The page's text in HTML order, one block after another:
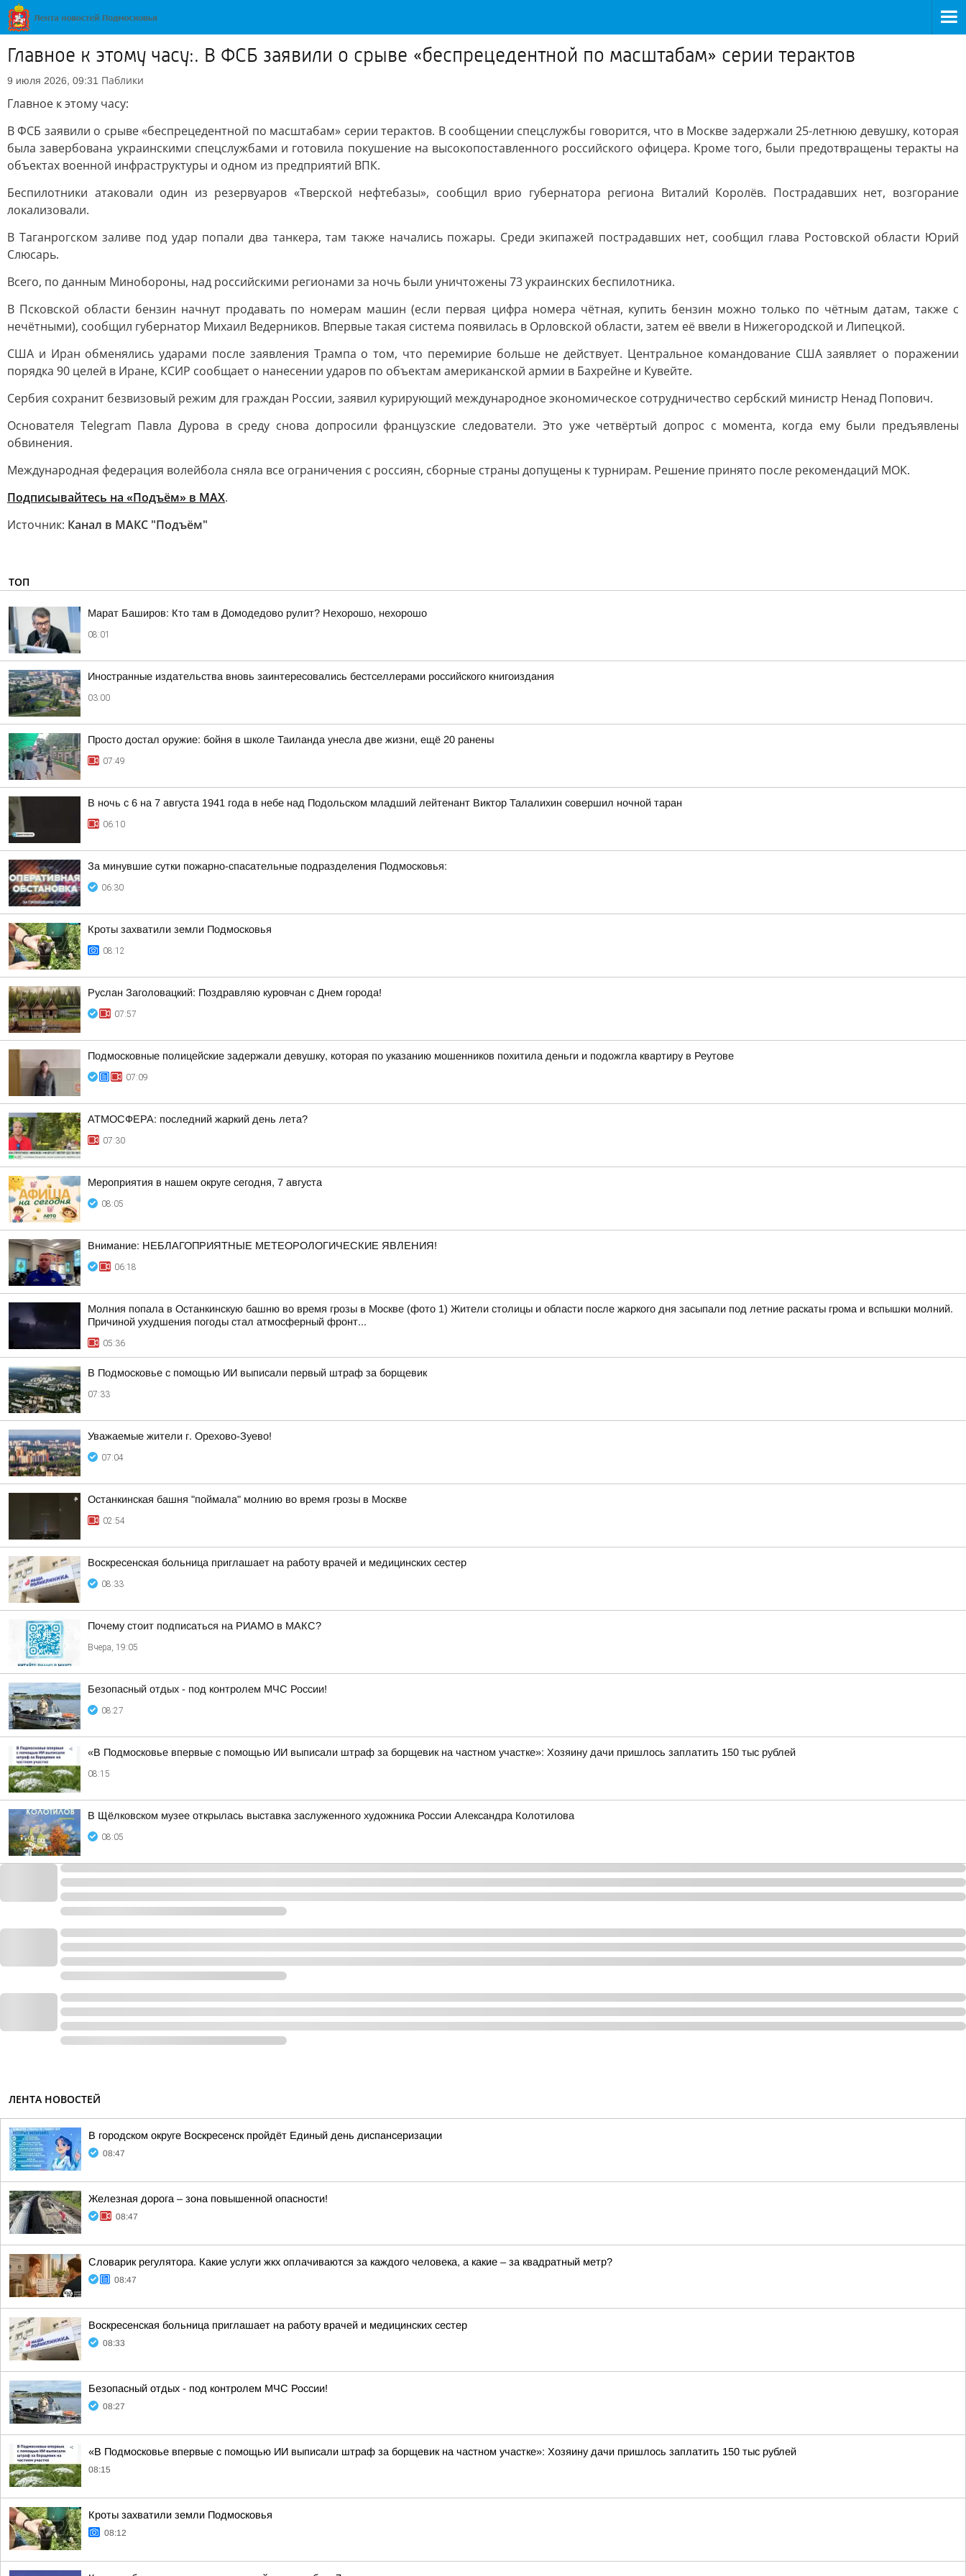
Главное к этому часу:. В ФСБ заявили о срыве «беспрецедентной по масштабам» серии терактов
9 июля 2026, 09:31 Паблики
Главное к этому часу:
В ФСБ заявили о срыве «беспрецедентной по масштабам» серии терактов. В сообщении спецслужбы говорится, что в Москве задержали 25-летнюю девушку, которая
была завербована украинскими спецслужбами и готовила покушение на высокопоставленного российского офицера. Кроме того, были предотвращены теракты на
объектах военной инфраструктуры и одном из предприятий ВПК.
Беспилотники атаковали один из резервуаров «Тверской нефтебазы», сообщил врио губернатора региона Виталий Королёв. Пострадавших нет, возгорание
локализовали.
В Таганрогском заливе под удар попали два танкера, там также начались пожары. Среди экипажей пострадавших нет, сообщил глава Ростовской области Юрий
Слюсарь.
Всего, по данным Минобороны, над российскими регионами за ночь были уничтожены 73 украинских беспилотника.
В Псковской области бензин начнут продавать по номерам машин (если первая цифра номера чётная, купить бензин можно только по чётным датам, также с
нечётными), сообщил губернатор Михаил Ведерников. Впервые такая система появилась в Орловской области, затем её ввели в Нижегородской и Липецкой.
США и Иран обменялись ударами после заявления Трампа о том, что перемирие больше не действует. Центральное командование США заявляет о поражении
порядка 90 целей в Иране, КСИР сообщает о нанесении ударов по объектам американской армии в Бахрейне и Кувейте.
Сербия сохранит безвизовый режим для граждан России, заявил курирующий международное экономическое сотрудничество сербский министр Ненад Попович.
Основателя Telegram Павла Дурова в среду снова допросили французские следователи. Это уже четвёртый допрос с момента, когда ему были предъявлены
обвинения.
Международная федерация волейбола сняла все ограничения с россиян, сборные страны допущены к турнирам. Решение принято после рекомендаций МОК.
Подписывайтесь на «Подъём» в MAX.
Источник: Канал в МАКС "Подъём"
ТОП
Марат Баширов: Кто там в Домодедово рулит? Нехорошо, нехорошо
08:01
Иностранные издательства вновь заинтересовались бестселлерами российского книгоиздания
03:00
Просто достал оружие: бойня в школе Таиланда унесла две жизни, ещё 20 ранены
07:49
В ночь с 6 на 7 августа 1941 года в небе над Подольском младший лейтенант Виктор Талалихин совершил ночной таран
06:10
За минувшие сутки пожарно-спасательные подразделения Подмосковья:
06:30
Кроты захватили земли Подмосковья
08:12
Руслан Заголовацкий: Поздравляю куровчан с Днем города!
07:57
Подмосковные полицейские задержали девушку, которая по указанию мошенников похитила деньги и подожгла квартиру в Реутове
07:09
АТМОСФЕРА: последний жаркий день лета?
07:30
Мероприятия в нашем округе сегодня, 7 августа
08:05
Внимание: НЕБЛАГОПРИЯТНЫЕ МЕТЕОРОЛОГИЧЕСКИЕ ЯВЛЕНИЯ!
06:18
Молния попала в Останкинскую башню во время грозы в Москве (фото 1) Жители столицы и области после жаркого дня засыпали под летние раскаты грома и вспышки молний.
Причиной ухудшения погоды стал атмосферный фронт...
05:36
В Подмосковье с помощью ИИ выписали первый штраф за борщевик
07:33
Уважаемые жители г. Орехово-Зуево!
07:04
Останкинская башня "поймала" молнию во время грозы в Москве
02:54
Воскресенская больница приглашает на работу врачей и медицинских сестер
08:33
Почему стоит подписаться на РИАМО в МАКС?
Вчера, 19:05
Безопасный отдых - под контролем МЧС России!
08:27
«В Подмосковье впервые с помощью ИИ выписали штраф за борщевик на частном участке»: Хозяину дачи пришлось заплатить 150 тыс рублей
08:15
В Щёлковском музее открылась выставка заслуженного художника России Александра Колотилова
08:05
ЛЕНТА НОВОСТЕЙ
В городском округе Воскресенск пройдёт Единый день диспансеризации
08:47
Железная дорога – зона повышенной опасности!
08:47
Словарик регулятора. Какие услуги жкх оплачиваются за каждого человека, а какие – за квадратный метр?
08:47
Воскресенская больница приглашает на работу врачей и медицинских сестер
08:33
Безопасный отдых - под контролем МЧС России!
08:27
«В Подмосковье впервые с помощью ИИ выписали штраф за борщевик на частном участке»: Хозяину дачи пришлось заплатить 150 тыс рублей
08:15
Кроты захватили земли Подмосковья
08:12